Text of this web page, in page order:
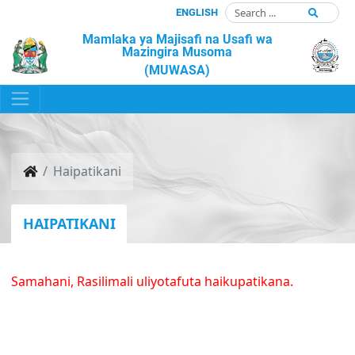
ENGLISH
Mamlaka ya Majisafi na Usafi wa
Mazingira Musoma
(MUWASA)
Haipatikani
HAIPATIKANI
Samahani, Rasilimali uliyotafuta haikupatikana.